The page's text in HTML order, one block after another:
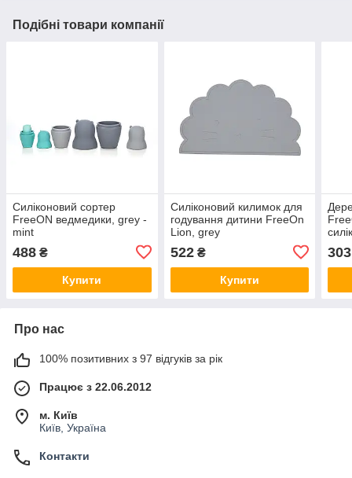
Подібні товари компанії
Силіконовий сортер
FreeON ведмедики, grey -
mint
488 ₴
Купити
Силіконовий килимок для
годування дитини FreeOn
Lion, grey
522₴
Купити
303
Про нас
100% позитивних з 97 відгуків за рік
Працює з 22.06.2012
м. Київ
Київ, Україна
Контакти